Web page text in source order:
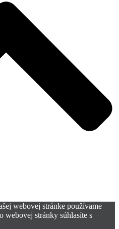
webovej stránke používame
webovej stránky súhlasíte s